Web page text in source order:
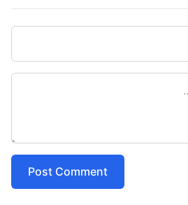
Post Comment